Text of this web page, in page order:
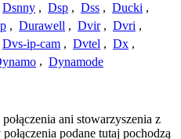
Dsnny , Dsp , Dss , Ducki ,
, Durawell , Dvir , Dvri ,
Dvs-ip-cam , Dvtel , Dx ,
, Dynamode
ani stowarzyszenia z
podane tutaj pochodzą